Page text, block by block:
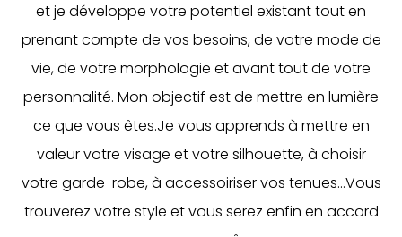
et je développe votre potentiel existant tout en
prenant compte de vos besoins, de votre mode de
vie, de votre morphologie et avant tout de votre
personnalité. Mon objectif est de mettre en lumière
ce que vous êtes.Je vous apprends à mettre en
valeur votre visage et votre silhouette, à choisir
votre garde-robe, à accessoiriser vos tenues…Vous
trouverez votre style et vous serez enfin en accord